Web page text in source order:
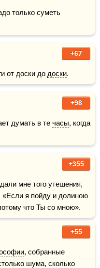
только суметь
+67
от доски до доски.
+98
думать в те часы, когда
+355
мне того утешения,
«Если я пойду и долиною
что Ты со мною».
+55
, собранные
шума, сколько